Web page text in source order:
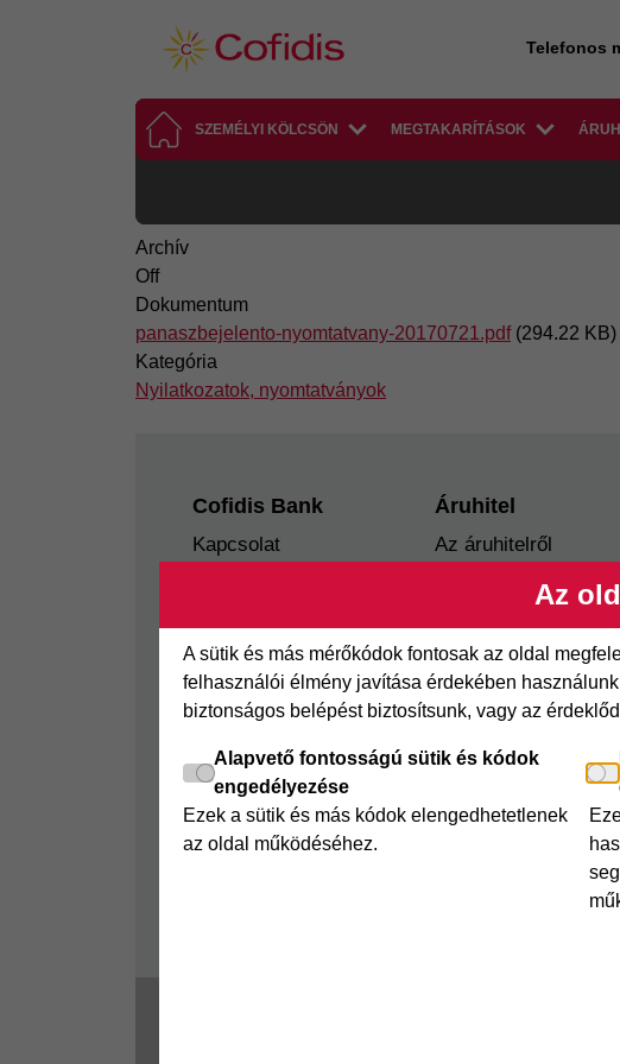
Telefonos
SZEMÉLYI KÖLCSÖN MEGTAKARÍTÁSOK
Archív
Off
Dokumentum
panaszbejelento-nyomtatvany-20170721.pdf (294.22 KB)
Kategória
Nyilatkozatok, nyomtatványok
Az
A sütik és más mérőkódok fontosak az oldal
felhasználói élmény javítása érdekében
biztonságos belépést biztosítsunk, vagy az
Alapvető fontosságú sütik és kódok
engedélyezése
Ezek a sütik és más kódok elengedhetetlenek
az oldal működéséhez.
Footer
Cofidis Bank
Kapcsolat
Panaszkezelés
GYIK
Nyilvánosságra hozatal
Visszaélés-bejelentés
Tájékoztató fogyatékkal
Áruhitel
Az áruhitelről
Áruhitel Expressz
Online Áruhitel
2025 © Magyar Cofidis Bank Zrt. 1062 Budapest,